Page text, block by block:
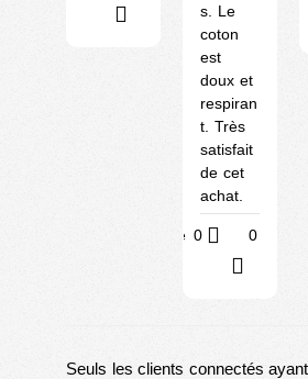
s. Le
coton
est
doux et
respiran
t. Très
satisfait
de cet
achat.
Utile 0 0
Seuls les clients connectés